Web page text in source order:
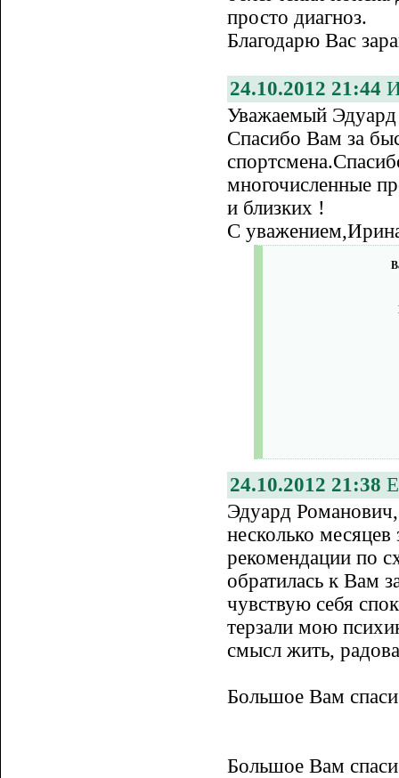
просто диагноз.
Благодарю Вас
24.10.2012 21:44
Уважаемый
Спасибо Вам за
многочисленные
и близких !
С
24.10.2012 21:38
Эдуард
несколько
рекомендации по
обратилась к Вам
чувствую себя
терзали мою
смысл жить,
Большое Вам
Большое Вам